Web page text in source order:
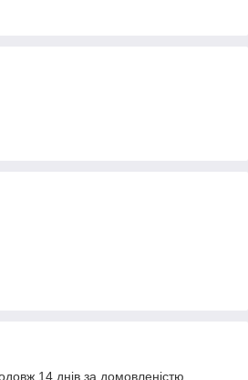
14 днів за домовленістю